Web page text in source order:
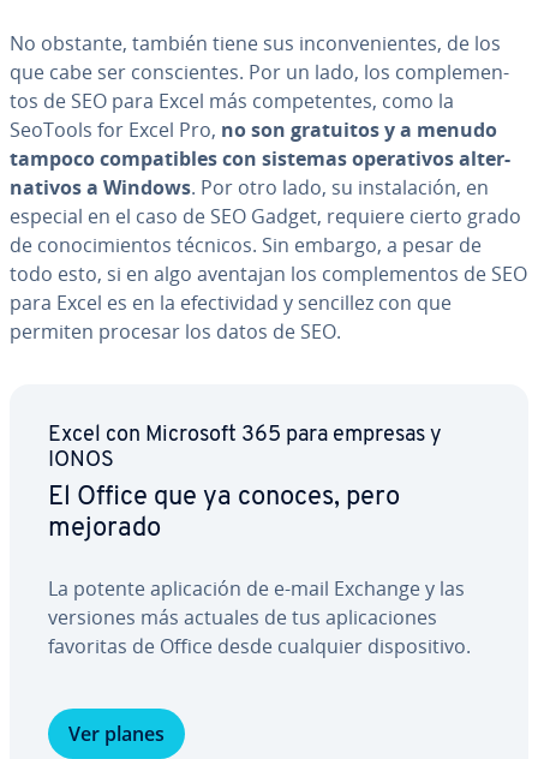
No obstante, también tiene sus in­co­n­ve­nie­n­tes, de los
que cabe ser co­n­s­cie­n­tes. Por un lado, los co­m­ple­me­n­
tos de SEO para Excel más co­m­pe­te­n­tes, como la
SeoTools for Excel Pro, no son gratuitos y a menudo
tampoco co­m­pa­ti­bles con sistemas ope­ra­ti­vos al­te­r­
na­ti­vos a Windows. Por otro lado, su in­s­ta­la­ción, en
especial en el caso de SEO Gadget, requiere cierto grado
de co­no­ci­mie­n­tos técnicos. Sin embargo, a pesar de
todo esto, si en algo aventajan los co­m­ple­me­n­tos de SEO
para Excel es en la efe­c­ti­vi­dad y sencillez con que
permiten procesar los datos de SEO.
Excel con Microsoft 365 para empresas y
IONOS
El Office que ya conoces, pero
mejorado
La potente apli­ca­ción de e-mail Exchange y las
versiones más actuales de tus apli­ca­cio­nes
favoritas de Office desde cualquier di­s­po­si­ti­vo.
Ver planes